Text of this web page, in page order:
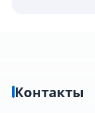
Контакты